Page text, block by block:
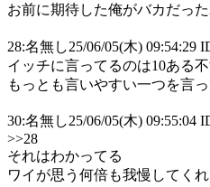
お前に期待した俺がバカだっ
28:名無し25/06/05(木) 09:54:29
イッチに言ってるのは10ある
もっとも言いやすい一つを言
30:名無し25/06/05(木) 09:55:04
>>28
それはわかってる
ワイが思う何倍も我慢してく